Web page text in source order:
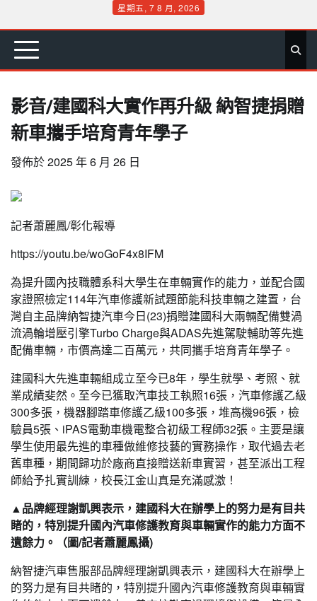
content
星期五, 7 8 月, 2026
首 要 娛 生 社 文 公 運 旅 政 地 專
影音/建國科大實作再升級 納智捷捐贈
新車攜手培育青年學子
發佈於2025 年 6 月 26 日
記者蕭麗鳳/彰化報導
https://youtu.be/woGoF4x8IFM
為提升國內技職體系科大學生在車輛實作的能力，並配合國
家證照檢定114年汽車修護新試題節能科技車輛之建置，台
灣自主品牌納智捷汽車今日(23)捐贈建國科大兩輛配備雙渦
流渦輪增壓引擎Turbo Charge與ADAS先進駕駛輔助等先進
配備車輛，市價高達二百萬元，共同攜手培育青年學子。
建國科大先進車輛組成立至今已8年，學生就學、考照、就
業成績斐然。至今已獲取汽車技工執照16張，汽車修護乙級
300多張，機器腳踏車修護乙級100多張，堆高機96張，檢
驗員5張、iPAS電動車機電整合初級工程師32張。主要是讓
學生使用最先進的車種做維修技藝的實務操作，取代過去老
舊車種，期間歸功於廠商直接贈送新車實習，甚至派出工程
師給予扎實訓練，校長江金山真是充滿感激！
▲品牌經理謝凱興表示，建國科大在辦學上的努力是有目共
睹的，特別提升國內汽車修護教育與車輛實作的能力方面不
遺餘力。（圖/記者蕭麗鳳攝)
納智捷汽車售服部品牌經理謝凱興表示，建國科大在辦學上
的努力是有目共睹的，特別提升國內汽車修護教育與車輛實